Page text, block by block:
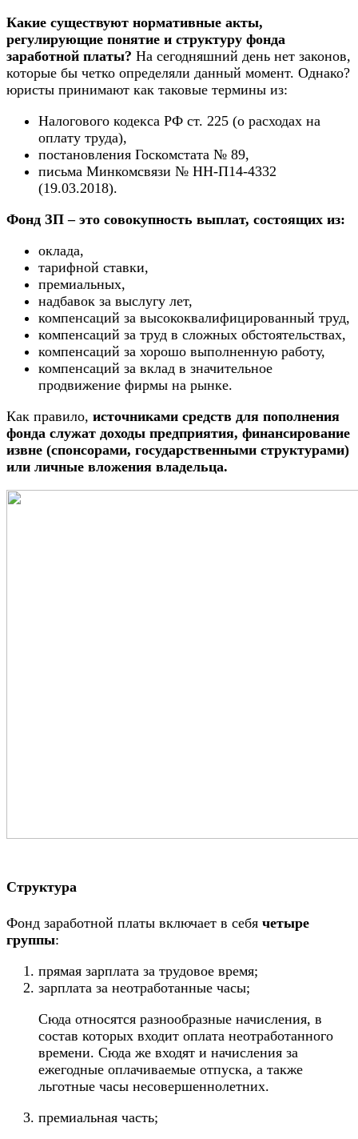
Какие существуют нормативные акты,
регулирующие понятие и структуру фонда
заработной платы? На сегодняшний день нет законов,
которые бы четко определяли данный момент. Однако?
юристы принимают как таковые термины из:
Налогового кодекса РФ ст. 225 (о расходах на
оплату труда),
постановления Госкомстата № 89,
письма Минкомсвязи № НН-П14-4332
(19.03.2018).
Фонд ЗП – это совокупность выплат, состоящих из:
оклада,
тарифной ставки,
премиальных,
надбавок за выслугу лет,
компенсаций за высококвалифицированный труд,
компенсаций за труд в сложных обстоятельствах,
компенсаций за хорошо выполненную работу,
компенсаций за вклад в значительное
продвижение фирмы на рынке.
Как правило, источниками средств для пополнения
фонда служат доходы предприятия, финансирование
извне (спонсорами, государственными структурами)
или личные вложения владельца.
Структура
Фонд заработной платы включает в себя четыре
группы:
прямая зарплата за трудовое время;
зарплата за неотработанные часы;
Сюда относятся разнообразные начисления, в
состав которых входит оплата неотработанного
времени. Сюда же входят и начисления за
ежегодные оплачиваемые отпуска, а также
льготные часы несовершеннолетних.
премиальная часть;